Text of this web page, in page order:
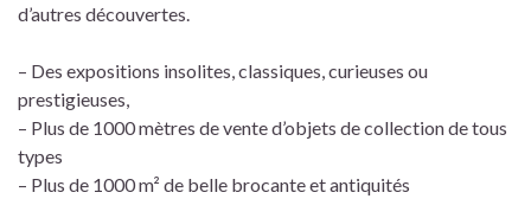
d’autres découvertes.
– Des expositions insolites, classiques, curieuses ou
prestigieuses,
– Plus de 1000 mètres de vente d’objets de collection de tous
types
– Plus de 1000 m² de belle brocante et antiquités